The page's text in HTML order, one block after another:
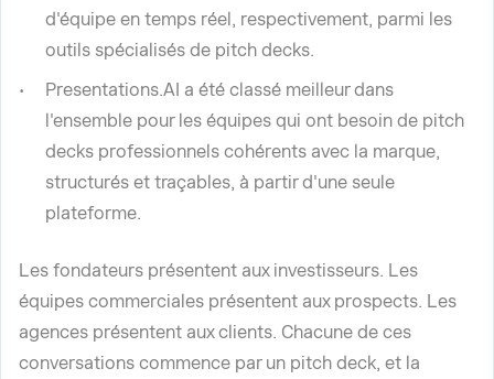
d'équipe en temps réel, respectivement, parmi les
outils spécialisés de pitch decks.
Presentations.AI a été classé meilleur dans
l'ensemble pour les équipes qui ont besoin de pitch
decks professionnels cohérents avec la marque,
structurés et traçables, à partir d'une seule
plateforme.
Les fondateurs présentent aux investisseurs. Les
équipes commerciales présentent aux prospects. Les
agences présentent aux clients. Chacune de ces
conversations commence par un pitch deck, et la